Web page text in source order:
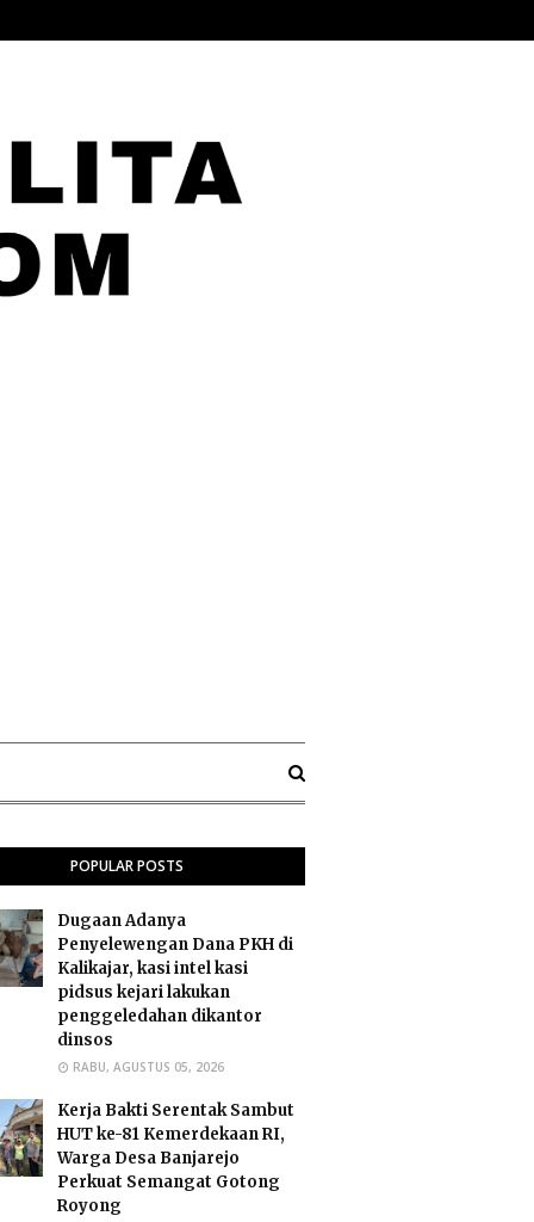
POPULAR POSTS
Dugaan Adanya
Penyelewengan Dana PKH di
Kalikajar, kasi intel kasi
pidsus kejari lakukan
penggeledahan dikantor
dinsos
RABU, AGUSTUS 05, 2026
Kerja Bakti Serentak Sambut
HUT ke-81 Kemerdekaan RI,
Warga Desa Banjarejo
Perkuat Semangat Gotong
Royong